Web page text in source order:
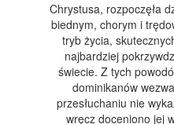
Chrystusa, rozpoczęła
biednym, chorym i
tryb życia,
najbardziej
świecie. Z tych
dominikanów
przesłuchaniu nie
wręcz doceniono jej